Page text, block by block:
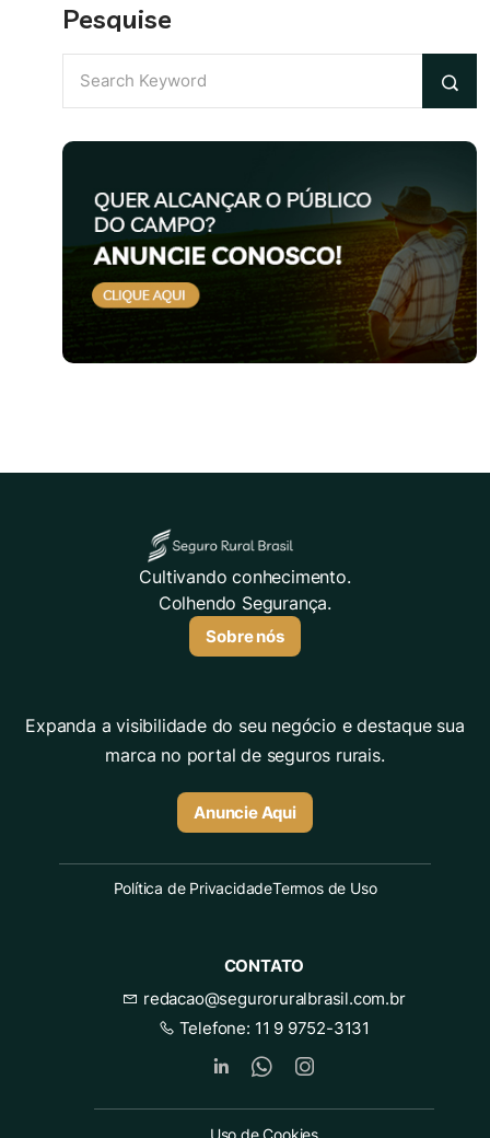
Pesquise
Cultivando conhecimento.
Colhendo Segurança.
Sobre nós
Expanda a visibilidade do seu negócio e destaque sua
marca no portal de seguros rurais.
Anuncie Aqui
Política de PrivacidadeTermos de Uso
CONTATO
redacao@seguroruralbrasil.com.br
Telefone: 11 9 9752-3131